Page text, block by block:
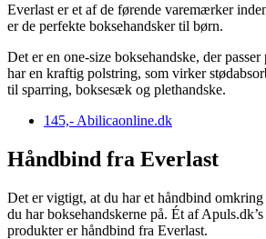
Everlast er et af de førende varemærker
er de perfekte boksehandsker til børn.
Det er en one-size boksehandske, der
har en kraftig polstring, som virker
til sparring, boksesæk og plethandske.
145,- Abilicaonline.dk
Håndbind fra Everlast
Det er vigtigt, at du har et håndbind
du har boksehandskerne på. Ét af
produkter er håndbind fra Everlast.